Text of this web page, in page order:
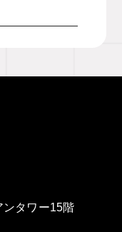
タワー15階